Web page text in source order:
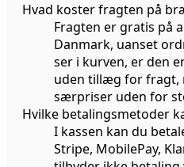
Hvad koster fragten på
Fragten er gratis på
Danmark, uanset
ser i kurven, er den
uden tillæg for fragt,
særpriser uden for
Hvilke betalingsmetoder
I kassen kan du
Stripe, MobilePay,